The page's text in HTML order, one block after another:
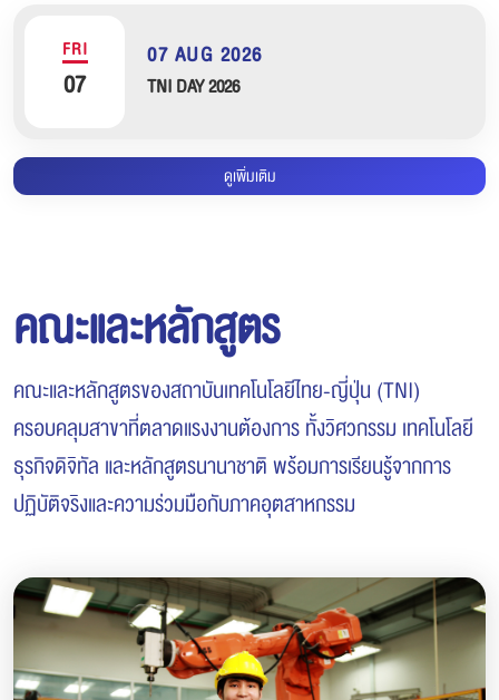
FRI
07
07 AUG 2026
TNI DAY 2026
ดูเพิ่มเติม
คณะและหลักสูตร
คณะและหลักสูตรของสถาบันเทคโนโลยีไทย-ญี่ปุ่น (TNI)
ครอบคลุมสาขาที่ตลาดแรงงานต้องการ ทั้งวิศวกรรม เทคโนโลยี
ธุรกิจดิจิทัล และหลักสูตรนานาชาติ พร้อมการเรียนรู้จากการ
ปฏิบัติจริงและความร่วมมือกับภาคอุตสาหกรรม